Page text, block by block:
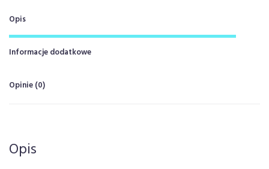
Opis
Informacje dodatkowe
Opinie (0)
Opis